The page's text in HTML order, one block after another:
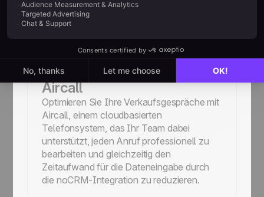
Interaktionen sofort in noCRM!
Aircall
Optimieren Sie Ihre Verkaufsgespräche mit
Aircall, einem cloudbasierten
Telefonsystem, das Ihr Team dabei
unterstützt, jeden Anruf professionell zu
bearbeiten und gleichzeitig den
Zeitaufwand für die Dateneingabe durch
die noCRM-Integration zu reduzieren.